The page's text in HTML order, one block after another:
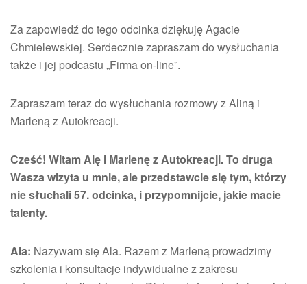
Za zapowiedź do tego odcinka dziękuję Agacie
Chmielewskiej. Serdecznie zapraszam do wysłuchania
także i jej podcastu „Firma on-line”.
Zapraszam teraz do wysłuchania rozmowy z Aliną i
Marleną z Autokreacji.
Cześć! Witam Alę i Marlenę z Autokreacji. To druga
Wasza wizyta u mnie, ale przedstawcie się tym, którzy
nie słuchali 57. odcinka, i przypomnijcie, jakie macie
talenty.
Ala: Nazywam się Ala. Razem z Marleną prowadzimy
szkolenia i konsultacje indywidualne z zakresu